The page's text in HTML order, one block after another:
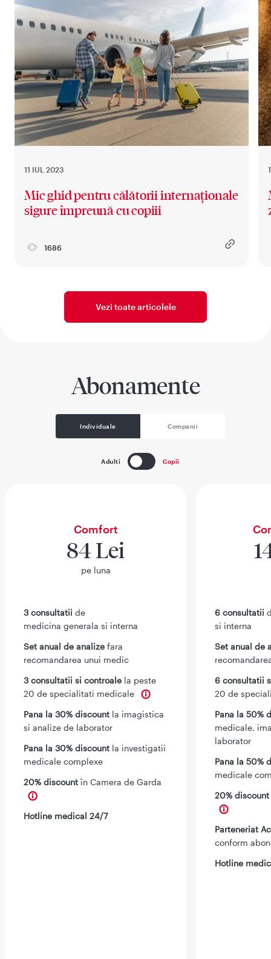
11 IUL 2023
Mic ghid pentru călătorii internaționale
sigure împreună cu copiii
1686
Vezi toate articolele
Abonamente
Individuale Companii
Adulti Copii
Comfort
84 Lei
pe luna
3 consultatii de
medicina generala si interna
Set anual de analize fara
recomandarea unui medic
3 consultatii si controale la peste
20 de specialitati medicale
Pana la 30% discount la imagistica
si analize de laborator
Pana la 30% discount la investigatii
medicale complexe
20% discount în Camera de Garda
Hotline medical 24/7
6 consultatii
si interna
Set anual de
6 consultatii
20 de
Pana la 50%
medicale,
laborator
Pana la 50%
medicale
20%
Parteneriat
conform
Hotline